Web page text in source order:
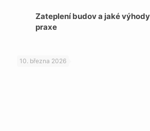
Zateplení budov a jaké
praxe
10. března 2026